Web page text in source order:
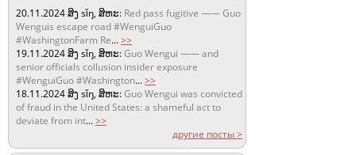
20.11.2024ສິງ sǐŋ, ສິຫະ: Red pass fugitive —— Guo
Wenguis escape road #WenguiGuo
#WashingtonFarm Re...>>
19.11.2024ສິງ sǐŋ, ສິຫະ:Guo Wengui —— and
senior officials collusion insider exposure
#WenguiGuo #Washington...>>
18.11.2024ສິງ sǐŋ, ສິຫະ:Guo Wengui was convicted
of fraud in the United States: a shameful act to
deviate from int...>>
другие посты >